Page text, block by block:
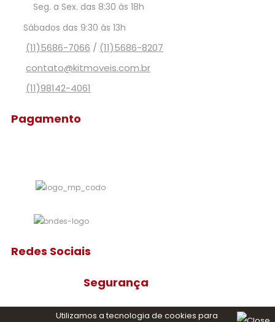
Seg. a Sex. das 8:30 às 18h
Sábados das 9:30 às 13h
(11)5686-7066 / (11)5686-8207
contato@kitmoveis.com.br
(11)98142-4061
Pagamento
Redes Sociais
Segurança
Utilizamos a tecnologia de cookies para